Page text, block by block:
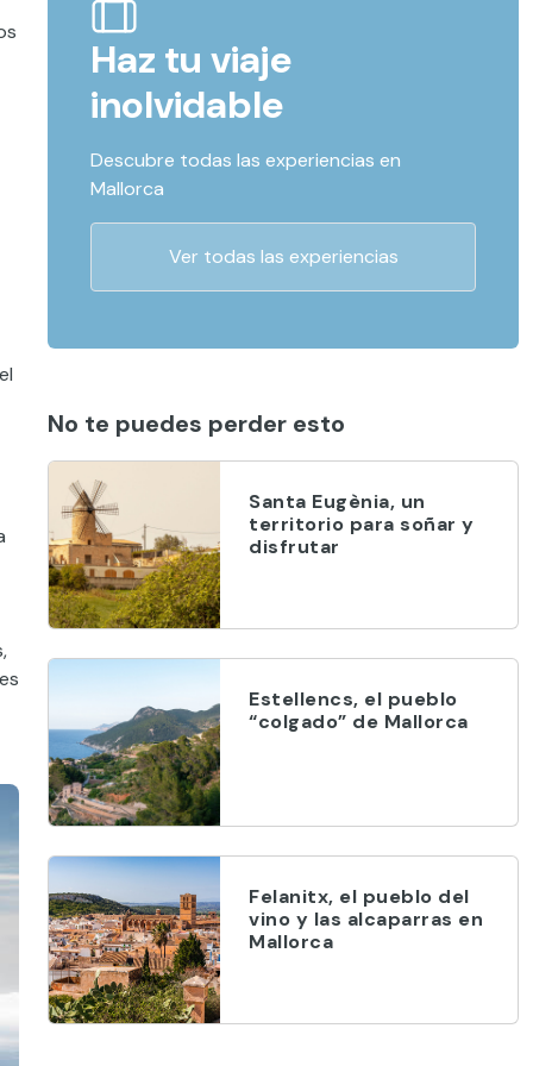
Haz tu viaje
inolvidable
Descubre todas las experiencias en
Mallorca
Ver todas las experiencias
No te puedes perder esto
Santa Eugènia, un
territorio para soñar y
disfrutar
Estellencs, el pueblo
“colgado” de Mallorca
Felanitx, el pueblo del
vino y las alcaparras en
Mallorca